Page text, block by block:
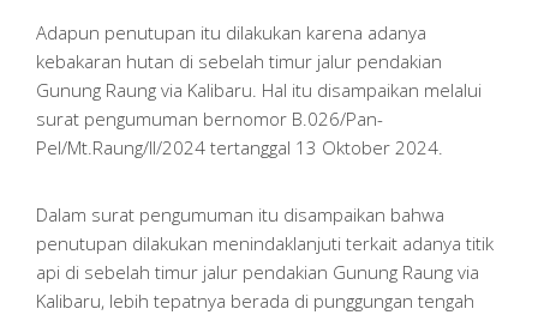
Adapun penutupan itu dilakukan karena adanya
kebakaran hutan di sebelah timur jalur pendakian
Gunung Raung via Kalibaru. Hal itu disampaikan melalui
surat pengumuman bernomor B.026/Pan-
Pel/Mt.Raung/II/2024 tertanggal 13 Oktober 2024.
Dalam surat pengumuman itu disampaikan bahwa
penutupan dilakukan menindaklanjuti terkait adanya titik
api di sebelah timur jalur pendakian Gunung Raung via
Kalibaru, lebih tepatnya berada di punggungan tengah